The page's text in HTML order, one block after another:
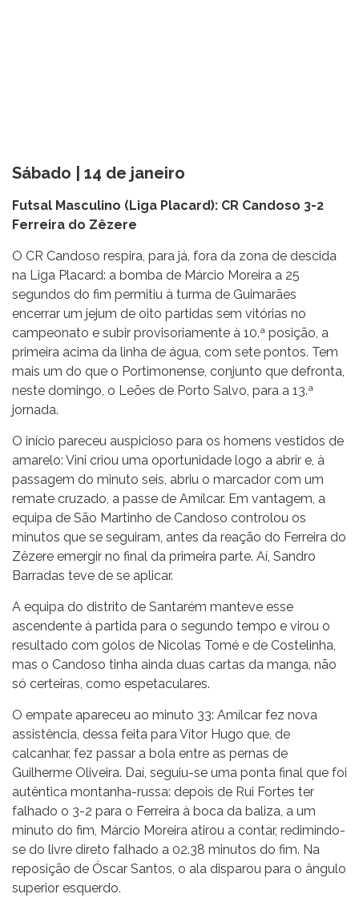
Sábado | 14 de janeiro
Futsal Masculino (Liga Placard): CR Candoso 3-2
Ferreira do Zêzere
O CR Candoso respira, para já, fora da zona de descida
na Liga Placard: a bomba de Márcio Moreira a 25
segundos do fim permitiu à turma de Guimarães
encerrar um jejum de oito partidas sem vitórias no
campeonato e subir provisoriamente à 10.ª posição, a
primeira acima da linha de água, com sete pontos. Tem
mais um do que o Portimonense, conjunto que defronta,
neste domingo, o Leões de Porto Salvo, para a 13.ª
jornada.
O início pareceu auspicioso para os homens vestidos de
amarelo: Vini criou uma oportunidade logo a abrir e, à
passagem do minuto seis, abriu o marcador com um
remate cruzado, a passe de Amílcar. Em vantagem, a
equipa de São Martinho de Candoso controlou os
minutos que se seguiram, antes da reação do Ferreira do
Zêzere emergir no final da primeira parte. Aí, Sandro
Barradas teve de se aplicar.
A equipa do distrito de Santarém manteve esse
ascendente à partida para o segundo tempo e virou o
resultado com golos de Nicolas Tomé e de Costelinha,
mas o Candoso tinha ainda duas cartas da manga, não
só certeiras, como espetaculares.
O empate apareceu ao minuto 33: Amílcar fez nova
assistência, dessa feita para Vítor Hugo que, de
calcanhar, fez passar a bola entre as pernas de
Guilherme Oliveira. Daí, seguiu-se uma ponta final que foi
autêntica montanha-russa: depois de Rui Fortes ter
falhado o 3-2 para o Ferreira à boca da baliza, a um
minuto do fim, Márcio Moreira atirou a contar, redimindo-
se do livre direto falhado a 02.38 minutos do fim. Na
reposição de Óscar Santos, o ala disparou para o ângulo
superior esquerdo.